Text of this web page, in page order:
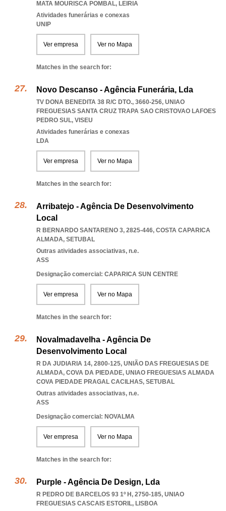
MATA MOURISCA POMBAL, LEIRIA
Atividades funerárias e conexas
UNIP
Ver empresa Ver no Mapa
Matches in the search for:
Novo Descanso - Agência Funerária, Lda
TV DONA BENEDITA 38 R/C DTO., 3660-256, UNIAO
FREGUESIAS SANTA CRUZ TRAPA SAO CRISTOVAO LAFOES
PEDRO SUL, VISEU
Atividades funerárias e conexas
LDA
Ver empresa Ver no Mapa
Matches in the search for:
Arribatejo - Agência De Desenvolvimento
Local
R BERNARDO SANTARENO 3, 2825-446, COSTA CAPARICA
ALMADA, SETUBAL
Outras atividades associativas, n.e.
ASS
Designação comercial: CAPARICA SUN CENTRE
Ver empresa Ver no Mapa
Matches in the search for:
Novalmadavelha - Agência De
Desenvolvimento Local
R DA JUDIARIA 14, 2800-125, UNIÃO DAS FREGUESIAS DE
ALMADA, COVA DA PIEDADE, UNIAO FREGUESIAS ALMADA
COVA PIEDADE PRAGAL CACILHAS, SETUBAL
Outras atividades associativas, n.e.
ASS
Designação comercial: NOVALMA
Ver empresa Ver no Mapa
Matches in the search for:
Purple - Agência De Design, Lda
R PEDRO DE BARCELOS 93 1º H, 2750-185, UNIAO
FREGUESIAS CASCAIS ESTORIL, LISBOA